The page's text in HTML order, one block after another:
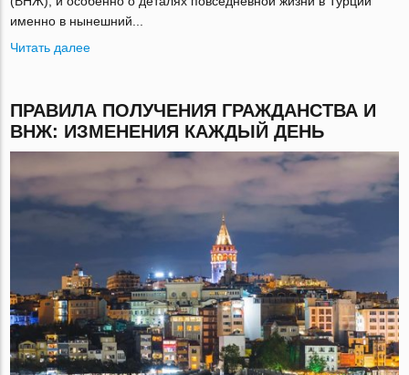
именно в нынешний...
Читать далее
ПРАВИЛА ПОЛУЧЕНИЯ ГРАЖДАНСТВА И
ВНЖ: ИЗМЕНЕНИЯ КАЖДЫЙ ДЕНЬ